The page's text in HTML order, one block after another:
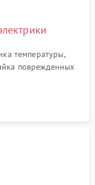
температуры,
поврежденных
и контактов.